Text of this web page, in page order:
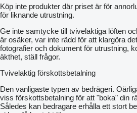
Köp inte produkter där priset är för
för liknande utrustning.
Ge inte samtycke till tvivelaktiga löften
är osäker, var inte rädd för att klargöra
fotografier och dokument för utrustning,
äkthet, ställ frågor.
Tvivelaktig förskottsbetalning
Den vanligaste typen av bedrägeri.
viss förskottsbetalning för att "boka" din
Således kan bedragare erhålla ett stort